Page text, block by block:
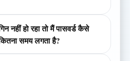
नहीं हो रहा तो मैं पासवर्ड कैसे
समय लगता है?